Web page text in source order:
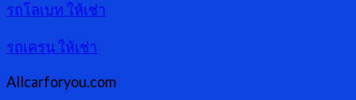
รถโลเบท ให้เช่า
รถเครน ให้เช่า
Allcarforyou.com